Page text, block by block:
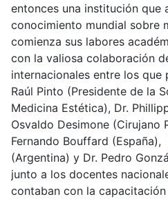
entonces una institución que
conocimiento mundial sobre
comienza sus labores
con la valiosa colaboración
internacionales entre los que
Raúl Pinto (Presidente de la
Medicina Estética), Dr.
Osvaldo Desimone (Cirujano
Fernando Bouffard
(Argentina) y Dr. Pedro
junto a los docentes
contaban con la